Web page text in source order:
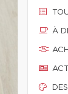
À